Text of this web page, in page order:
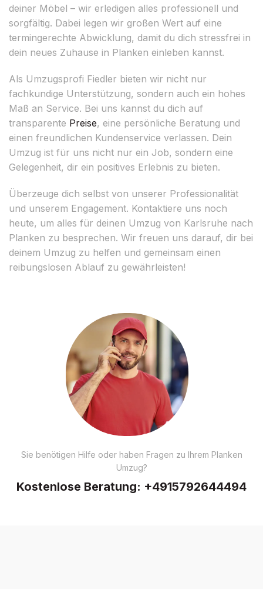
deiner Möbel – wir erledigen alles professionell und
sorgfältig. Dabei legen wir großen Wert auf eine
termingerechte Abwicklung, damit du dich stressfrei in
dein neues Zuhause in Planken einleben kannst.
Als Umzugsprofi Fiedler bieten wir nicht nur
fachkundige Unterstützung, sondern auch ein hohes
Maß an Service. Bei uns kannst du dich auf
transparente Preise, eine persönliche Beratung und
einen freundlichen Kundenservice verlassen. Dein
Umzug ist für uns nicht nur ein Job, sondern eine
Gelegenheit, dir ein positives Erlebnis zu bieten.
Überzeuge dich selbst von unserer Professionalität
und unserem Engagement. Kontaktiere uns noch
heute, um alles für deinen Umzug von Karlsruhe nach
Planken zu besprechen. Wir freuen uns darauf, dir bei
deinem Umzug zu helfen und gemeinsam einen
reibungslosen Ablauf zu gewährleisten!
Sie benötigen Hilfe oder haben Fragen zu Ihrem Planken
Umzug?
Kostenlose Beratung: +4915792644494